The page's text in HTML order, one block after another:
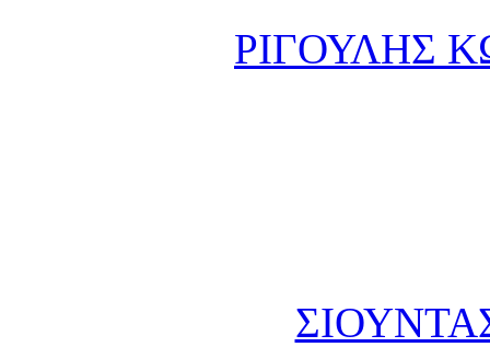
ΡΙΓΟΥΛΗΣ